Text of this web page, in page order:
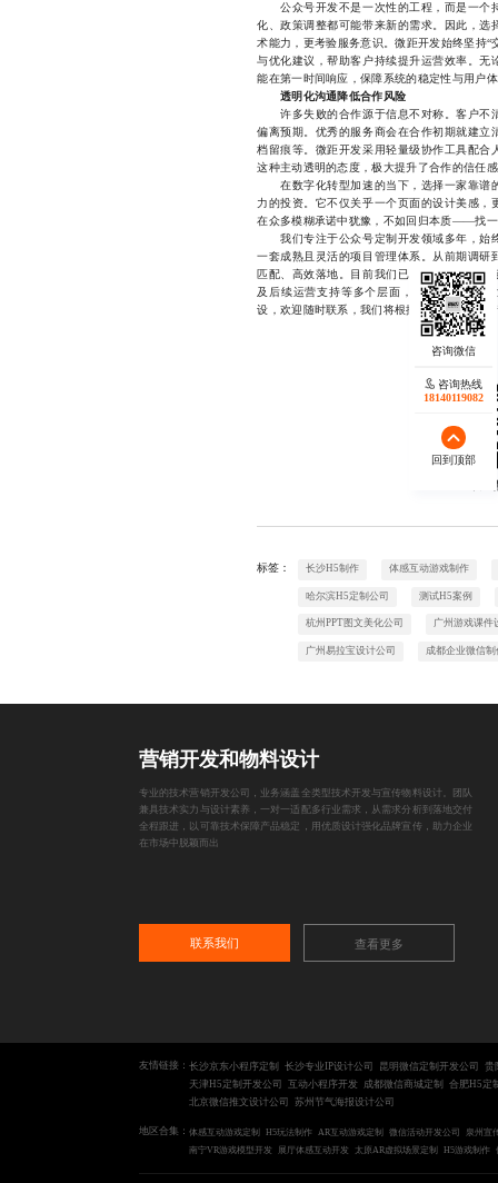
公众号开发不是一次性的工程，而是一个
化、政策调整都可能带来新的需求。因此，
术能力，更考验服务意识。微距开发始终坚持
与优化建议，帮助客户持续提升运营效率。
能在第一时间响应，保障系统的稳定性与用户
透明化沟通降低合作风险
许多失败的合作源于信息不对称。客户不
偏离预期。优秀的服务商会在合作初期就建
档留痕等。微距开发采用轻量级协作工具配
这种主动透明的态度，极大提升了合作的信任
在数字化转型加速的当下，选择一家靠谱
力的投资。它不仅关乎一个页面的设计美感
在众多模糊承诺中犹豫，不如回归本质——找
我们专注于公众号定制开发领域多年，始
一套成熟且灵活的项目管理体系。从前期调
匹配、高效落地。目前我们已为多家企业提
及后续运营支持等多个层面，助力客户在私
设，欢迎随时联系，我们将根据您的实际业务
欢
标签： 长沙H5制作 体感互动游戏制作
哈尔滨H5定制公司 测试H5案例
杭州PPT图文美化公司 广州游戏课件
广州易拉宝设计公司 成都企业微信制
咨询热线
18140119082
回到顶部
营销开发和物料设计
专业的技术营销开发公司，业务涵盖全类型技术开发与宣传物料设计。团队
兼具技术实力与设计素养，一对一适配多行业需求，从需求分析到落地交付
全程跟进，以可靠技术保障产品稳定，用优质设计强化品牌宣传，助力企业
在市场中脱颖而出
联系我们 查看更多
友情链接： 长沙京东小程序定制 长沙专业IP设计公司 昆明微信定制开发公司
贵
天津H5定制开发公司
互动小程序开发 成都微信商城定制
合肥H5定
北京微信推文设计公司
苏州节气海报设计公司
地区合集： 体感互动游戏定制 H5玩法制作 AR互动游戏定制 微信活动开发公司
泉州宣
南宁VR游戏模型开发
展厅体感互动开发 太原AR虚拟场景定制 H5游戏制作